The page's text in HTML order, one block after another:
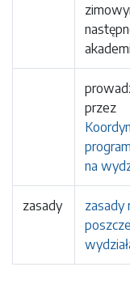
przez
na
zasady
zasady